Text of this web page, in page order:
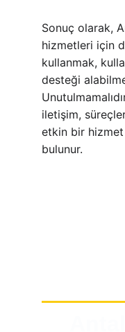
Sonuç olarak,
hizmetleri için
kullanmak,
desteği
iletişim,
etkin bir hizmet
bulunur.